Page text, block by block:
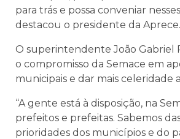
para trás e possa conveniar
destacou o presidente da Aprece.
O superintendente João Gabriel
o compromisso da Semace em
municipais e dar mais celeridade
“A gente está à disposição, na
prefeitos e prefeitas. Sabemos
prioridades dos municípios e do